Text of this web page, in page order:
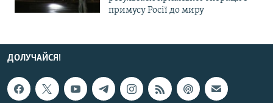
примусу Росії до миру
ДОЛУЧАЙСЯ!